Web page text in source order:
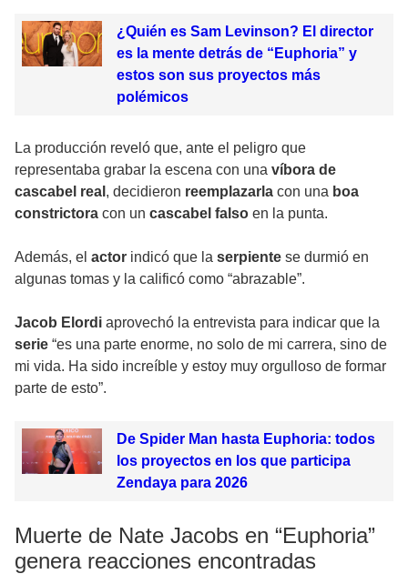
¿Quién es Sam Levinson? El director
es la mente detrás de “Euphoria” y
estos son sus proyectos más
polémicos
La producción reveló que, ante el peligro que
representaba grabar la escena con una víbora de
cascabel real , decidieron reemplazarla con una boa
constrictora con un cascabel falso en la punta.
Además, el actor indicó que la serpiente se durmió en
algunas tomas y la calificó como “abrazable”.
Jacob Elordi aprovechó la entrevista para indicar que la
serie “es una parte enorme, no solo de mi carrera, sino de
mi vida. Ha sido increíble y estoy muy orgulloso de formar
parte de esto”.
De Spider Man hasta Euphoria: todos
los proyectos en los que participa
Zendaya para 2026
Muerte de Nate Jacobs en “Euphoria”
genera reacciones encontradas